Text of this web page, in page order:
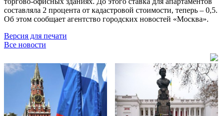
составляла 2 процента от кадастровой стоимости, теперь – 0,5.
Об этом сообщает агентство городских новостей «Москва».
Версия для печати
Все новости